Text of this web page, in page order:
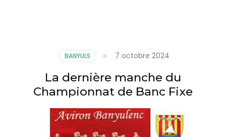
BANYULS 7 octobre 2024
La dernière manche du
Championnat de Banc Fixe